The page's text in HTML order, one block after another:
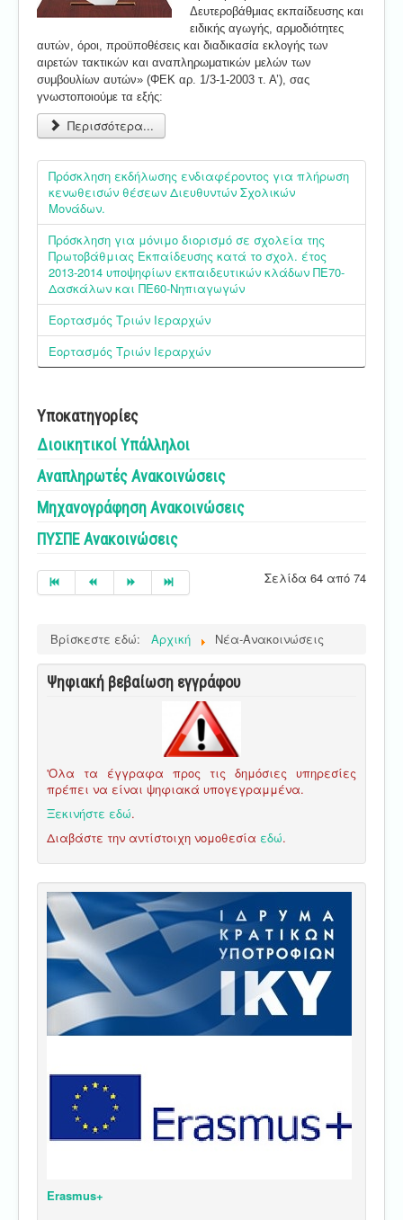
Δευτεροβάθμιας εκπαίδευσης και
ειδικής αγωγής, αρμοδιότητες
αυτών, όροι, προϋποθέσεις και διαδικασία εκλογής των
αιρετών τακτικών και αναπληρωματικών μελών των
συμβουλίων αυτών» (ΦΕΚ αρ. 1/3-1-2003 τ. Α’), σας
γνωστοποιούμε τα εξής:
Περισσότερα...
Πρόσκληση εκδήλωσης ενδιαφέροντος για πλήρωση
κενωθεισών θέσεων Διευθυντών Σχολικών
Μονάδων.
Πρόσκληση για μόνιμο διορισμό σε σχολεία της
Πρωτοβάθμιας Εκπαίδευσης κατά το σχολ. έτος
2013-2014 υποψηφίων εκπαιδευτικών κλάδων ΠΕ70-
Δασκάλων και ΠΕ60-Νηπιαγωγών
Εορτασμός Τριών Ιεραρχών
Εορτασμός Τριών Ιεραρχών
Υποκατηγορίες
Διοικητικοί Υπάλληλοι
Αναπληρωτές Ανακοινώσεις
Μηχανογράφηση Ανακοινώσεις
ΠΥΣΠΕ Ανακοινώσεις
Σελίδα 64 από 74
Βρίσκεστε εδώ: Αρχική Νέα-Ανακοινώσεις
Ψηφιακή βεβαίωση εγγράφου
'Ολα τα έγγραφα προς τις δημόσιες υπηρεσίες
πρέπει να είναι ψηφιακά υπογεγραμμένα.
Ξεκινήστε εδώ.
Διαβάστε την αντίστοιχη νομοθεσία εδώ.
Erasmus+